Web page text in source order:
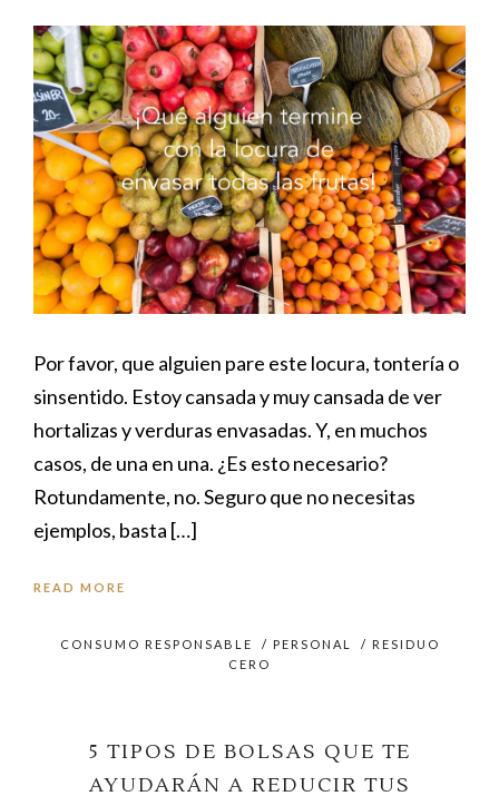
Por favor, que alguien pare este locura, tontería o
sinsentido. Estoy cansada y muy cansada de ver
hortalizas y verduras envasadas. Y, en muchos
casos, de una en una. ¿Es esto necesario?
Rotundamente, no. Seguro que no necesitas
ejemplos, basta […]
READ MORE
CONSUMO RESPONSABLE / PERSONAL / RESIDUO
CERO
5 TIPOS DE BOLSAS QUE TE
AYUDARÁN A REDUCIR TUS